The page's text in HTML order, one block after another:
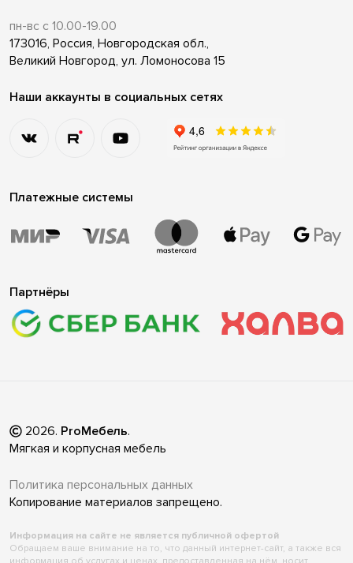
пн-вс с 10.00-19.00
173016, Россия, Новгородская обл.,
Великий Новгород, ул. Ломоносова 15
Наши аккаунты в социальных сетях
Платежные системы
Партнёры
2026. ProМебель.
Мягкая и корпусная мебель
Политика персональных данных
Копирование материалов запрещено.
Информация на сайте не является публичной офертой
Обращаем ваше внимание на то, что данный интернет-сайт, а также вся